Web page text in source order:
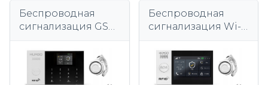
Беспроводная
сигнализация GSM
комплект
сигнализации
HUXGO HXA005
Беспроводная
сигнализация Wi-
комплект
сигнализации
HUXGO HXA007 4G